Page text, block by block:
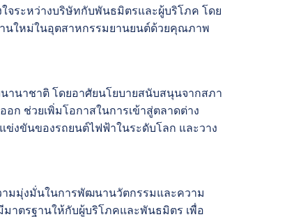
ใจระหว่างบริษัทกับพันธมิตรและผู้บริโภค โดย
นใหม่ในอุตสาหกรรมยานยนต์ด้วยคุณภาพ
านาชาติ โดยอาศัยนโยบายสนับสนุนจากสภา
อก ช่วยเพิ่มโอกาสในการเข้าสู่ตลาดต่าง
ข่งขันของรถยนต์ไฟฟ้าในระดับโลก และวาง
มมุ่งมั่นในการพัฒนานวัตกรรมและความ
าตรฐานให้กับผู้บริโภคและพันธมิตร เพื่อ